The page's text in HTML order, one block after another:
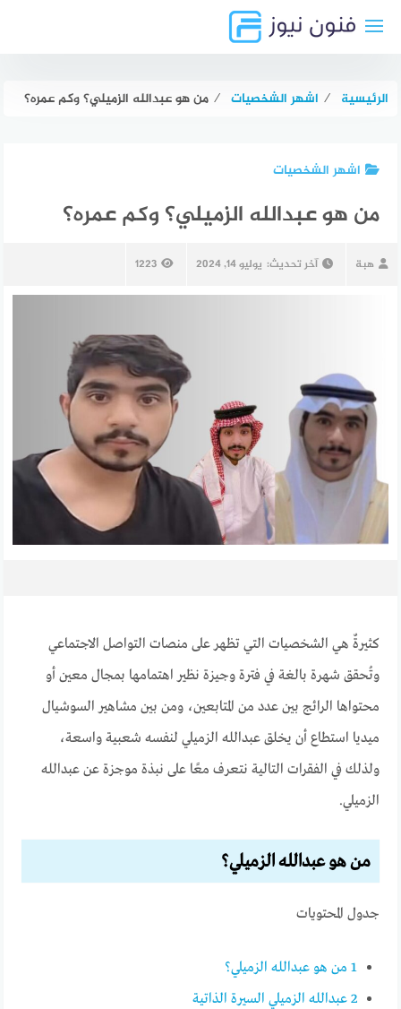
الرئيسية ⁄ اشهر الشخصيات ⁄ من هو عبدالله الزميلي؟ وكم عمره؟
اشهر الشخصيات
من هو عبدالله الزميلي؟ وكم عمره؟
هبة آخر تحديث: يوليو 14, 2024 1223
كثيرةٌ هي الشخصيات التي تظهر على منصات التواصل الاجتماعي
وتُحقق شهرة بالغة في فترة وجيزة نظير اهتمامها بمجال معين أو
محتواها الرائج بين عدد من المتابعين، ومن بين مشاهير السوشيال
ميديا استطاع أن يخلق عبدالله الزميلي لنفسه شعبية واسعة،
ولذلك في الفقرات التالية نتعرف معًا على نبذة موجزة عن عبدالله
الزميلي.
من هو عبدالله الزميلي؟
جدول المحتويات
1 من هو عبدالله الزميلي؟
2 عبدالله الزميلي السيرة الذاتية